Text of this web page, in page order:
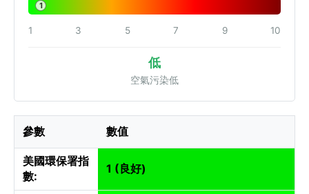
1
1 3 5 7 9 10
低
空氣污染低
參數 數值
美國環保署指
數:
1 (良好)